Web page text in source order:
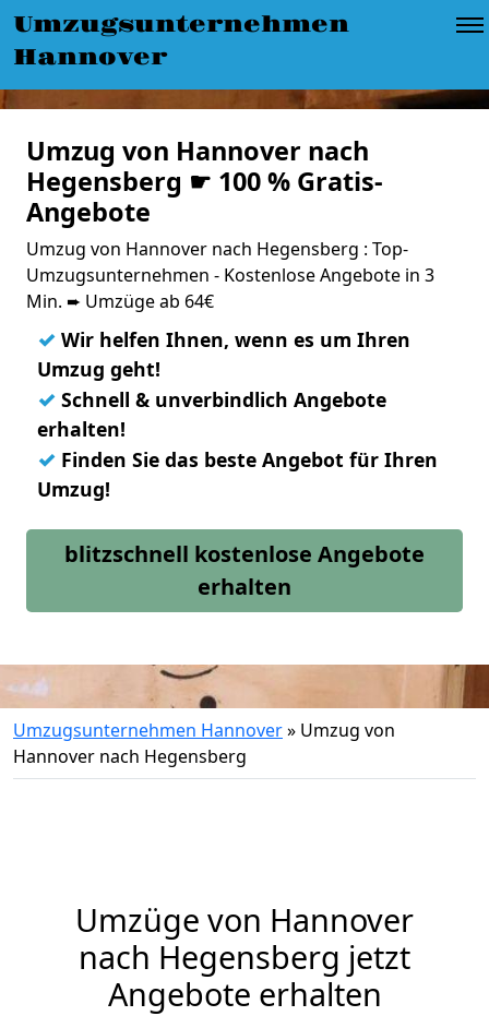
Umzugsunternehmen
Hannover
Umzug von Hannover nach
Hegensberg ☛ 100 % Gratis-
Angebote
Umzug von Hannover nach Hegensberg : Top-
Umzugsunternehmen - Kostenlose Angebote in 3
Min. ➨ Umzüge ab 64€
✓ Wir helfen Ihnen, wenn es um Ihren
Umzug geht!
✓ Schnell & unverbindlich Angebote
erhalten!
✓ Finden Sie das beste Angebot für Ihren
Umzug!
blitzschnell kostenlose Angebote
erhalten
Umzugsunternehmen Hannover» Umzug von
Hannover nach Hegensberg
Umzüge von Hannover
nach Hegensberg jetzt
Angebote erhalten